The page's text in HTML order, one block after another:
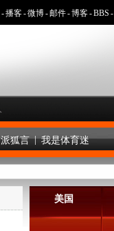
-播客-微博-邮件-博客-BBS -
狐言 | 我是体育迷
美国